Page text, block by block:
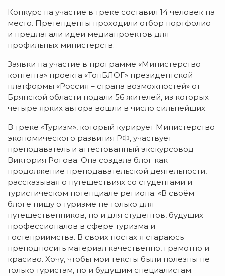
Конкурс на участие в треке составил 14 человек на
место. Претенденты проходили отбор портфолио
и предлагали идеи медиапроектов для
профильных министерств.
Заявки на участие в программе «Министерство
контента» проекта «ТопБЛОГ» президентской
платформы «Россия – страна возможностей» от
Брянской области подали 56 жителей, из которых
четыре ярких автора вошли в число сильнейших.
В треке «Туризм», который курирует Министерство
экономического развития РФ, участвует
преподаватель и аттестованный экскурсовод
Виктория Рогова. Она создала блог как
продолжение преподавательской деятельности,
рассказывая о путешествиях со студентами и
туристическом потенциале региона. «В своём
блоге пишу о туризме не только для
путешественников, но и для студентов, будущих
профессионалов в сфере туризма и
гостеприимства. В своих постах я стараюсь
преподносить материал качественно, грамотно и
красиво. Хочу, чтобы мои тексты были полезны не
только туристам, но и будущим специалистам.